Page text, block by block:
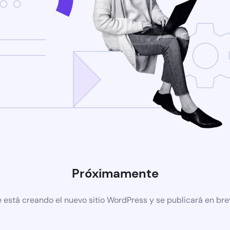
Próximamente
está creando el nuevo sitio WordPress y se publicará en